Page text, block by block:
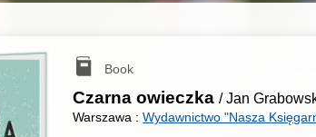
Book
Czarna owieczka/ Jan
Warszawa :Wydawnictwo "Nasza